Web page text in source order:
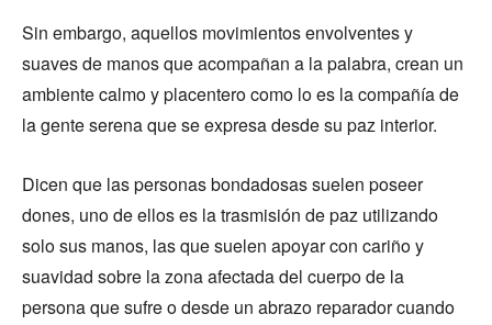
Sin embargo, aquellos movimientos envolventes y
suaves de manos que acompañan a la palabra, crean un
ambiente calmo y placentero como lo es la compañía de
la gente serena que se expresa desde su paz interior.
Dicen que las personas bondadosas suelen poseer
dones, uno de ellos es la trasmisión de paz utilizando
solo sus manos, las que suelen apoyar con cariño y
suavidad sobre la zona afectada del cuerpo de la
persona que sufre o desde un abrazo reparador cuando